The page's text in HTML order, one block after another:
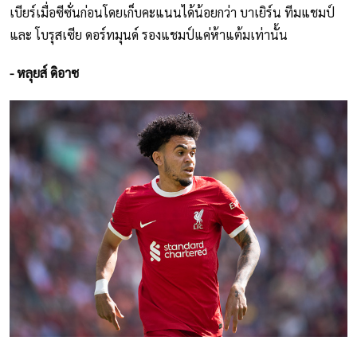
เบียร์เมื่อซีซั่นก่อนโดยเก็บคะแนนได้น้อยกว่า บาเยิร์น ทีมแชมป์
และ โบรุสเซีย ดอร์ทมุนด์ รองแชมป์แค่ห้าแต้มเท่านั้น
- หลุยส์ ดิอาซ